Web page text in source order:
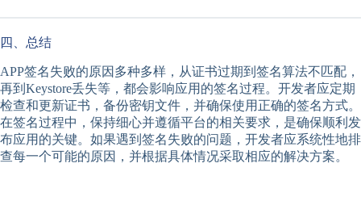
四、总结
APP签名失败的原因多种多样，从证书过期到签名算法不匹配，
再到Keystore丢失等，都会影响应用的签名过程。开发者应定期
检查和更新证书，备份密钥文件，并确保使用正确的签名方式。
在签名过程中，保持细心并遵循平台的相关要求，是确保顺利发
布应用的关键。如果遇到签名失败的问题，开发者应系统性地排
查每一个可能的原因，并根据具体情况采取相应的解决方案。